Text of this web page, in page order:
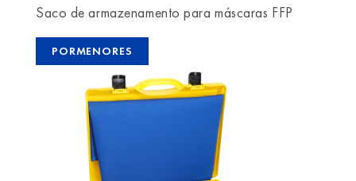
Saco de armazenamento para máscaras FFP
PORMENORES